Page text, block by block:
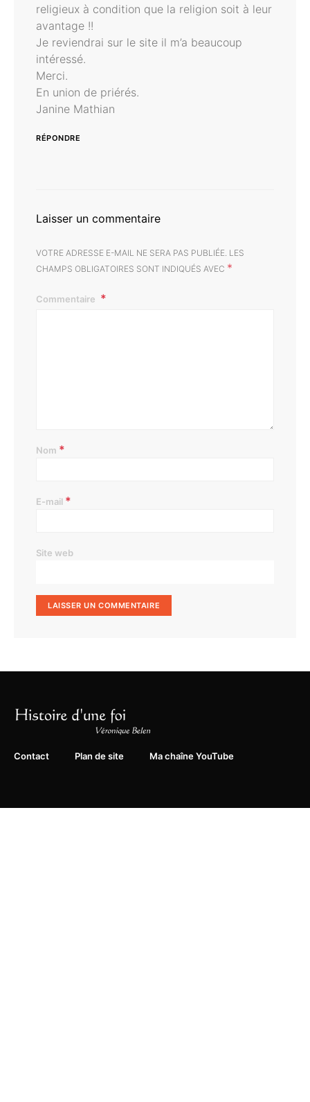
religieux à condition que la religion soit à leur
avantage !!
Je reviendrai sur le site il m’a beaucoup
intéressé.
Merci.
En union de priérés.
Janine Mathian
RÉPONDRE
Laisser un commentaire
VOTRE ADRESSE E-MAIL NE SERA PAS PUBLIÉE. LES
CHAMPS OBLIGATOIRES SONT INDIQUÉS AVEC *
Commentaire
Nom *
E-mail *
Site web
Contact Plan de site Ma chaîne YouTube